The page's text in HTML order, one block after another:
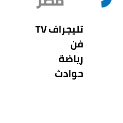
تليجراف TV
فن
رياضة
حوادث